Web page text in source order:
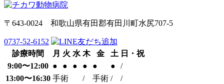
〒643-0024 和歌山県有田郡有田川町水尻707-5
0737-52-6152
診療時間
月 火 水 木 金 土 日・祝
9:00〜12:00 ● ● ● ● ● ●
/
13:00〜16:30 手術 / 手術 /
/